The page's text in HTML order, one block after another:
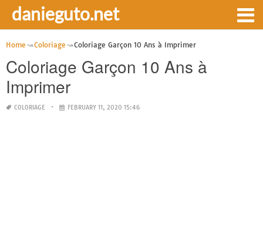
danieguto.net
Home Coloriage Coloriage Garçon 10 Ans à Imprimer
Coloriage Garçon 10 Ans à
Imprimer
COLORIAGE FEBRUARY 11, 2020 15:46